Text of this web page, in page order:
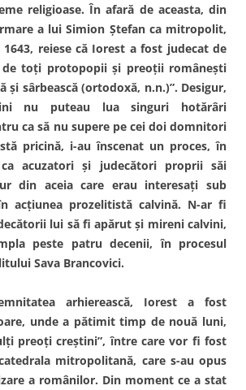
religioase. În afară de aceasta, din
a lui Simion Ştefan ca mitropolit,
reiese că Iorest a fost judecat de
de toţi protopopii şi preoţii româneşti
şi sârbească (ortodoxă, n.n.)”. Desigur,
nu puteau lua singuri hotărâri
ca să nu supere pe cei doi domnitori
pricină, i-au înscenat un proces, în
acuzatori şi judecători proprii săi
din aceia care erau interesaţi sub
acţiunea prozelitistă calvină. N-ar fi
lui să fi apărut şi mireni calvini,
peste patru decenii, în procesul
Sava Brancovici.
arhierească, Iorest a fost
unde a pătimit timp de nouă luni,
preoţi creştini”, între care vor fi fost
mitropolitană, care s-au opus
a românilor. Din moment ce a stat